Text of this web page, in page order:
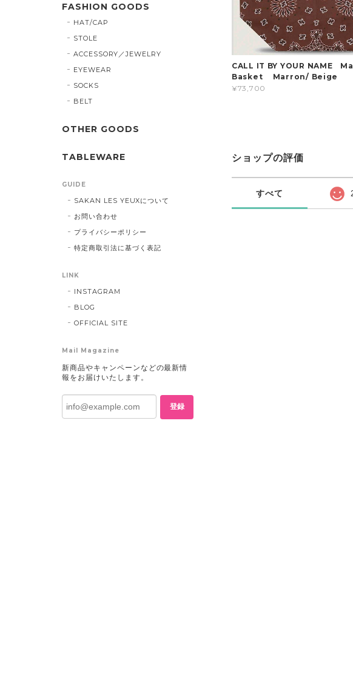
CALL IT BY YOUR NAME
Basket Marron/ Beige
¥73,700
ショップの評価
すべて
FASHION GOODS
HAT/CAP
STOLE
ACCESSORY／JEWELRY
EYEWEAR
SOCKS
BELT
OTHER GOODS
TABLEWARE
GUIDE
SAKAN LES YEUXについて
お問い合わせ
プライバシーポリシー
特定商取引法に基づく表記
LINK
INSTAGRAM
BLOG
OFFICIAL SITE
Mail Magazine
新商品やキャンペーンなどの最新情
報をお届けいたします。
登録